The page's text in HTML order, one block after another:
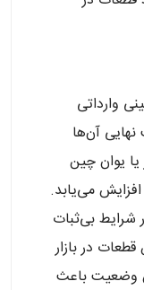
وارداتی
نهایی آن‌ها
یا یوان چین
می‌یابد.
شرایط بی‌ثبات
در بازار
وضعیت باعث